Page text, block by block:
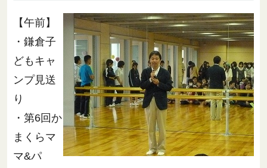
【午前】
・鎌倉子
どもキャ
ンプ見送
り
・第6回か
まくらマ
マ&パ